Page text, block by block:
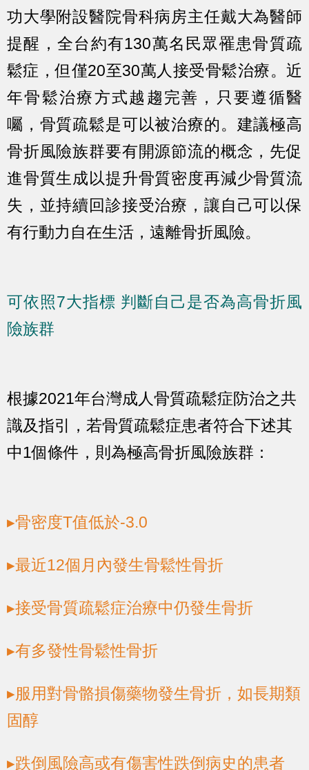
功大學附設醫院骨科病房主任戴大為醫師
提醒，全台約有130萬名民眾罹患骨質疏
鬆症，但僅20至30萬人接受骨鬆治療。近
年骨鬆治療方式越趨完善，只要遵循醫
囑，骨質疏鬆是可以被治療的。建議極高
骨折風險族群要有開源節流的概念，先促
進骨質生成以提升骨質密度再減少骨質流
失，並持續回診接受治療，讓自己可以保
有行動力自在生活，遠離骨折風險。
可依照7大指標 判斷自己是否為高骨折風
險族群
根據2021年台灣成人骨質疏鬆症防治之共
識及指引，若骨質疏鬆症患者符合下述其
中1個條件，則為極高骨折風險族群：
▸骨密度T值低於-3.0
▸最近12個月內發生骨鬆性骨折
▸接受骨質疏鬆症治療中仍發生骨折
▸有多發性骨鬆性骨折
▸服用對骨骼損傷藥物發生骨折，如長期類
固醇
▸跌倒風險高或有傷害性跌倒病史的患者